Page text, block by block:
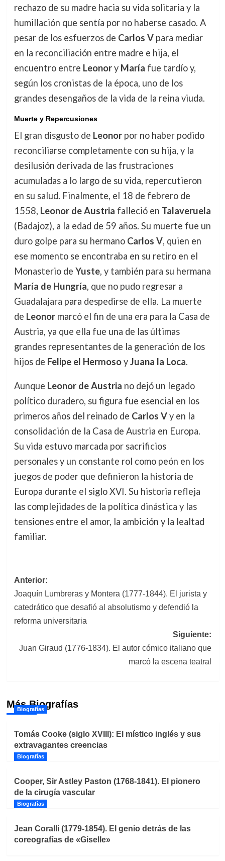
rechazo de su madre hacia su vida solitaria y la
humillación que sentía por no haberse casado. A
pesar de los esfuerzos de Carlos Vpara mediar
en la reconciliación entre madre e hija, el
encuentro entre Leonory María fue tardío y,
según los cronistas de la época, uno de los
grandes desengaños de la vida de la reina viuda.
Muerte y Repercusiones
El gran disgusto de Leonorpor no haber podido
reconciliarse completamente con su hija, y la
desilusión derivada de las frustraciones
acumuladas a lo largo de su vida, repercutieron
en su salud. Finalmente, el 18 de febrero de
1558, Leonor de Austria falleció en Talaveruela
(Badajoz), a la edad de 59 años. Su muerte fue un
duro golpe para su hermano Carlos V, quien en
ese momento se encontraba en su retiro en el
Monasterio de Yuste, y también para su hermana
María de Hungría, que no pudo regresar a
Guadalajara para despedirse de ella. La muerte
de Leonormarcó el fin de una era para la Casa de
Austria, ya que ella fue una de las últimas
grandes representantes de la generación de los
hijos de Felipe el HermosoyJuana la Loca.
Aunque Leonor de Austria no dejó un legado
político duradero, su figura fue esencial en los
primeros años del reinado de Carlos Vy en la
consolidación de la Casa de Austria en Europa.
Su vida estuvo marcada por sacrificios
personales y un constante rol como peón en los
juegos de poder que definieron la historia de
Europa durante el siglo XVI. Su historia refleja
las complejidades de la política dinástica y las
tensiones entre el amor, la ambición y la lealtad
familiar.
Navegación
de
entradas
Anterior:
Joaquín Lumbreras y Montera (1777-1844). El jurista y
catedrático que desafió al absolutismo y defendió la
reforma universitaria
Siguiente:
Juan Giraud (1776-1834). El autor cómico italiano que
marcó la escena teatral
Más Biografías
Biografías
Tomás Cooke (siglo XVIII): El místico inglés y sus
extravagantes creencias
Biografías
Cooper, Sir Astley Paston (1768-1841). El pionero
de la cirugía vascular
Biografías
Jean Coralli (1779-1854). El genio detrás de las
coreografías de «Giselle»